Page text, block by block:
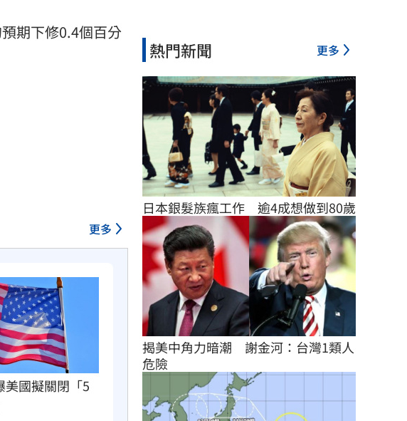
期下修0.4個百分
更多
美國擬關閉「5
熱門新聞 更多
日本銀髮族瘋工作　逾4成想做到80歲
揭美中角力暗潮　謝金河：台灣1類人
危險